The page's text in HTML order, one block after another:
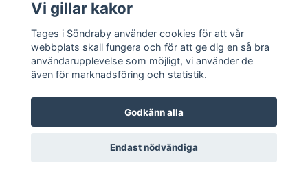
Vi gillar kakor
Tages i Söndraby använder cookies för att vår
webbplats skall fungera och för att ge dig en så bra
användarupplevelse som möjligt, vi använder de
även för marknadsföring och statistik.
Godkänn alla
Endast nödvändiga